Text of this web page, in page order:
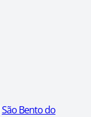
São Bento do